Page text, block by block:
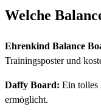
Welche
Ehrenkind Balance
Trainingsposter und
Daffy Board: Ein tolles
ermöglicht.